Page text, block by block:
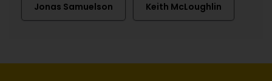
Jonas Samuelson Keith McLoughlin